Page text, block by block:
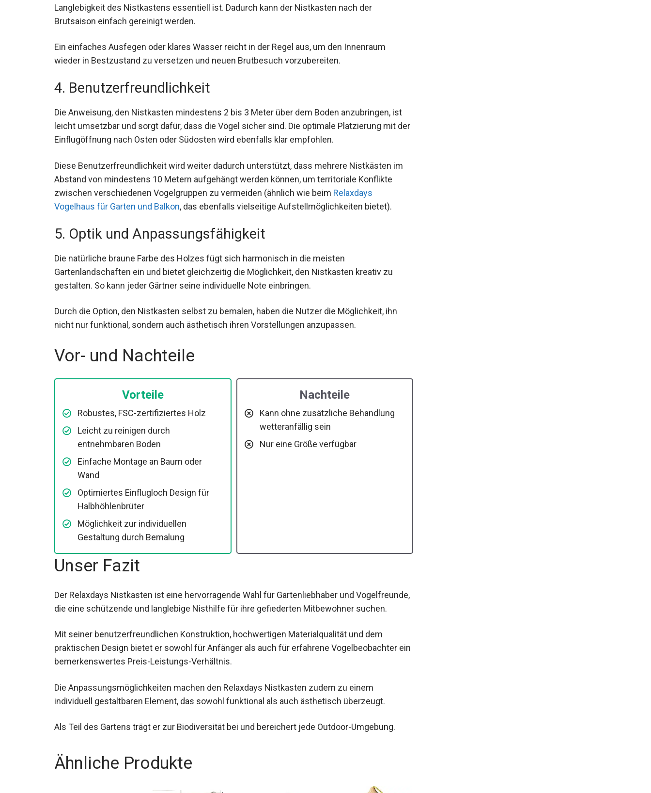
Langlebigkeit des Nistkastens essentiell ist. Dadurch kann der Nistkasten nach der
Brutsaison einfach gereinigt werden.
Ein einfaches Ausfegen oder klares Wasser reicht in der Regel aus, um den Innenraum
wieder in Bestzustand zu versetzen und neuen Brutbesuch vorzubereiten.
4. Benutzerfreundlichkeit
Die Anweisung, den Nistkasten mindestens 2 bis 3 Meter über dem Boden anzubringen, ist
leicht umsetzbar und sorgt dafür, dass die Vögel sicher sind. Die optimale Platzierung mit der
Einflugöffnung nach Osten oder Südosten wird ebenfalls klar empfohlen.
Diese Benutzerfreundlichkeit wird weiter dadurch unterstützt, dass mehrere Nistkästen im
Abstand von mindestens 10 Metern aufgehängt werden können, um territoriale Konflikte
zwischen verschiedenen Vogelgruppen zu vermeiden (ähnlich wie beim Relaxdays
Vogelhaus für Garten und Balkon, das ebenfalls vielseitige Aufstellmöglichkeiten bietet).
5. Optik und Anpassungsfähigkeit
Die natürliche braune Farbe des Holzes fügt sich harmonisch in die meisten
Gartenlandschaften ein und bietet gleichzeitig die Möglichkeit, den Nistkasten kreativ zu
gestalten. So kann jeder Gärtner seine individuelle Note einbringen.
Durch die Option, den Nistkasten selbst zu bemalen, haben die Nutzer die Möglichkeit, ihn
nicht nur funktional, sondern auch ästhetisch ihren Vorstellungen anzupassen.
Vor- und Nachteile
Vorteile
Robustes, FSC-zertifiziertes Holz
Leicht zu reinigen durch
entnehmbaren Boden
Einfache Montage an Baum oder
Wand
Optimiertes Einflugloch Design für
Halbhöhlenbrüter
Möglichkeit zur individuellen
Gestaltung durch Bemalung
Nachteile
Kann ohne zusätzliche Behandlung
wetteranfällig sein
Nur eine Größe verfügbar
Unser Fazit
Der Relaxdays Nistkasten ist eine hervorragende Wahl für Gartenliebhaber und Vogelfreunde,
die eine schützende und langlebige Nisthilfe für ihre gefiederten Mitbewohner suchen.
Mit seiner benutzerfreundlichen Konstruktion, hochwertigen Materialqualität und dem
praktischen Design bietet er sowohl für Anfänger als auch für erfahrene Vogelbeobachter ein
bemerkenswertes Preis-Leistungs-Verhältnis.
Die Anpassungsmöglichkeiten machen den Relaxdays Nistkasten zudem zu einem
individuell gestaltbaren Element, das sowohl funktional als auch ästhetisch überzeugt.
Als Teil des Gartens trägt er zur Biodiversität bei und bereichert jede Outdoor-Umgebung.
Ähnliche Produkte